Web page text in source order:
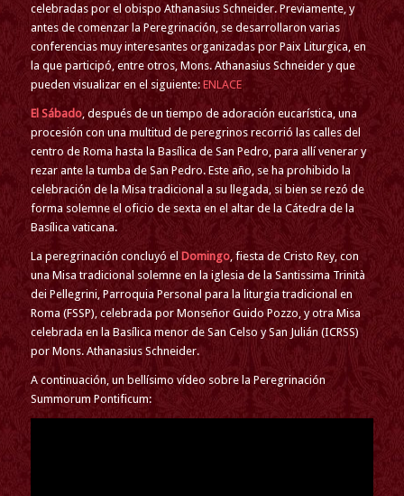
celebradas por el obispo Athanasius Schneider. Previamente, y
antes de comenzar la Peregrinación, se desarrollaron varias
conferencias muy interesantes organizadas por Paix Liturgica, en
la que participó, entre otros, Mons. Athanasius Schneider y que
pueden visualizar en el siguiente: ENLACE
El Sábado, después de un tiempo de adoración eucarística, una
procesión con una multitud de peregrinos recorrió las calles del
centro de Roma hasta la Basílica de San Pedro, para allí venerar y
rezar ante la tumba de San Pedro. Este año, se ha prohibido la
celebración de la Misa tradicional a su llegada, si bien se rezó de
forma solemne el oficio de sexta en el altar de la Cátedra de la
Basílica vaticana.
La peregrinación concluyó el Domingo, fiesta de Cristo Rey, con
una Misa tradicional solemne en la iglesia de la Santissima Trinità
dei Pellegrini, Parroquia Personal para la liturgia tradicional en
Roma (FSSP), celebrada por Monseñor Guido Pozzo, y otra Misa
celebrada en la Basílica menor de San Celso y San Julián (ICRSS)
por Mons. Athanasius Schneider.
A continuación, un bellísimo vídeo sobre la Peregrinación
Summorum Pontificum: